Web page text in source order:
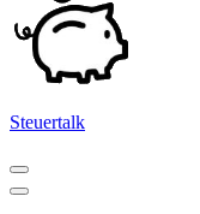
Steuertalk
Navigationsmenü
Navigationsmenü